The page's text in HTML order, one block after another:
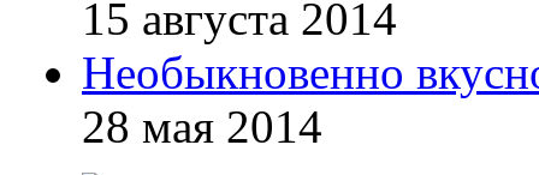
15 августа 2014
Необыкновенно
28 мая 2014